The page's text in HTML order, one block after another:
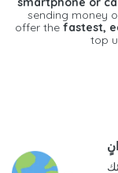
sending money
offer the fastest,
top